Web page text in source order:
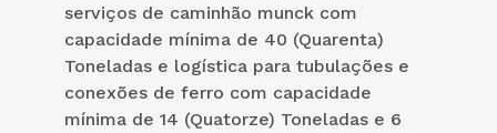
serviços de caminhão munck com
capacidade mínima de 40 (Quarenta)
Toneladas e logística para tubulações e
conexões de ferro com capacidade
mínima de 14 (Quatorze) Toneladas e 6